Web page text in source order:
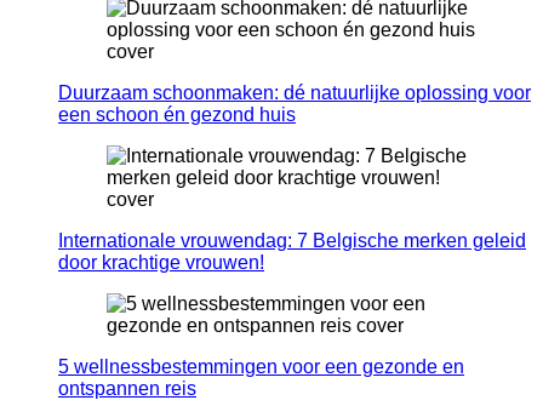
Duurzaam schoonmaken: dé natuurlijke oplossing voor
een schoon én gezond huis
Internationale vrouwendag: 7 Belgische merken geleid
door krachtige vrouwen!
5 wellnessbestemmingen voor een gezonde en
ontspannen reis